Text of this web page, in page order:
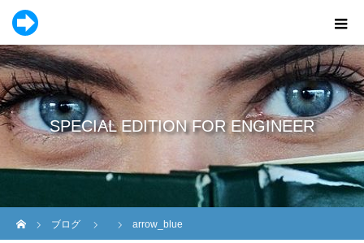
SPECIAL EDITION FOR ENGINEER
ブログ
arrow_blue